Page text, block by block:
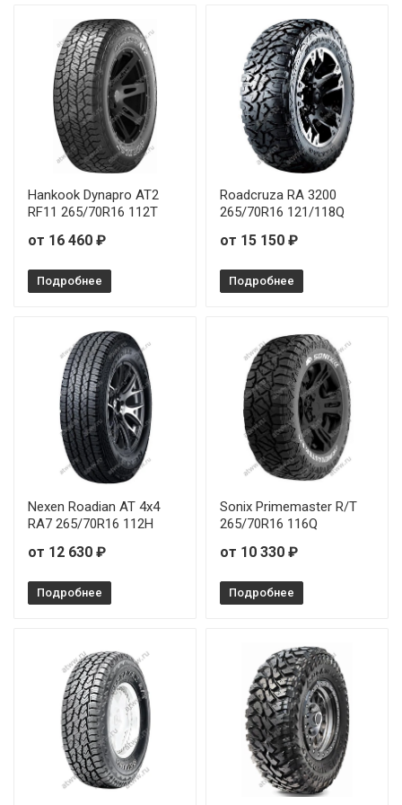
Ikon Tyres (Nokian Tyres) Character Aqua SUV 285/60R18
116V
Hankook Dynapro AT2
RF11 265/70R16 112T
от 16 460 ₽
Подробнее
Roadcruza RA 3200
265/70R16 121/118Q
от 15 150 ₽
Подробнее
Nexen Roadian AT 4х4
RA7 265/70R16 112H
от 12 630 ₽
Подробнее
Sonix Primemaster R/T
265/70R16 116Q
от 10 330 ₽
Подробнее